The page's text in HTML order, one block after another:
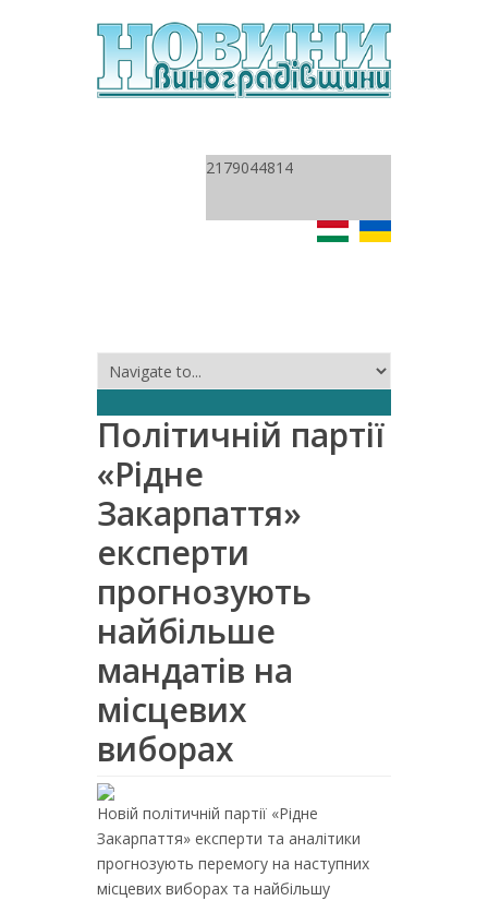
2179044814
Політичній партії
«Рідне
Закарпаття»
експерти
прогнозують
найбільше
мандатів на
місцевих
виборах
Новій політичній партії «Рідне
Закарпаття» експерти та аналітики
прогнозують перемогу на наступних
місцевих виборах та найбільшу